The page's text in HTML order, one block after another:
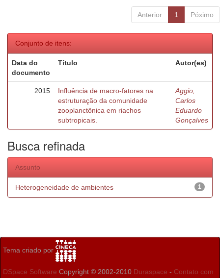
Anterior 1 Póximo
Conjunto de itens:
Data do
documento
Título Autor(es)
2015
Influência de macro-fatores na
estruturação da comunidade
zooplanctônica em riachos
subtropicais.
Aggio,
Carlos
Eduardo
Gonçalves
Busca refinada
Assunto
1
Heterogeneidade de ambientes
Tema criado por
DSpace Software Copyright © 2002-2010 Duraspace - Contato com